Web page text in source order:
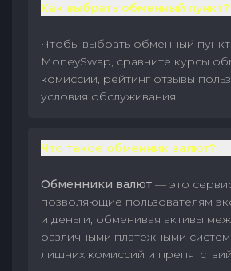
Как выбрать обменный пункт?
Чтобы выбрать обменный
MoneySwap, сравните курсы
комиссии, рейтинг отзывы
условия обслуживания.
Что такое обменник валют?
Обменники валют — это
позволяющие пользователям
и деньги, обменивая активы
различными платежными
лишних комиссий и